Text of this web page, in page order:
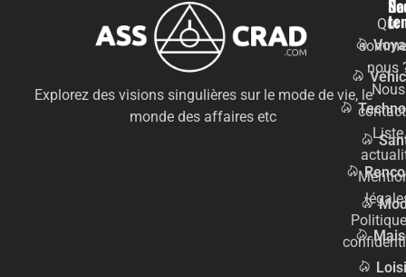
Explorez des visions singulières sur le mode de vie, le
monde des affaires etc
Qui
nous
Nous
Liste